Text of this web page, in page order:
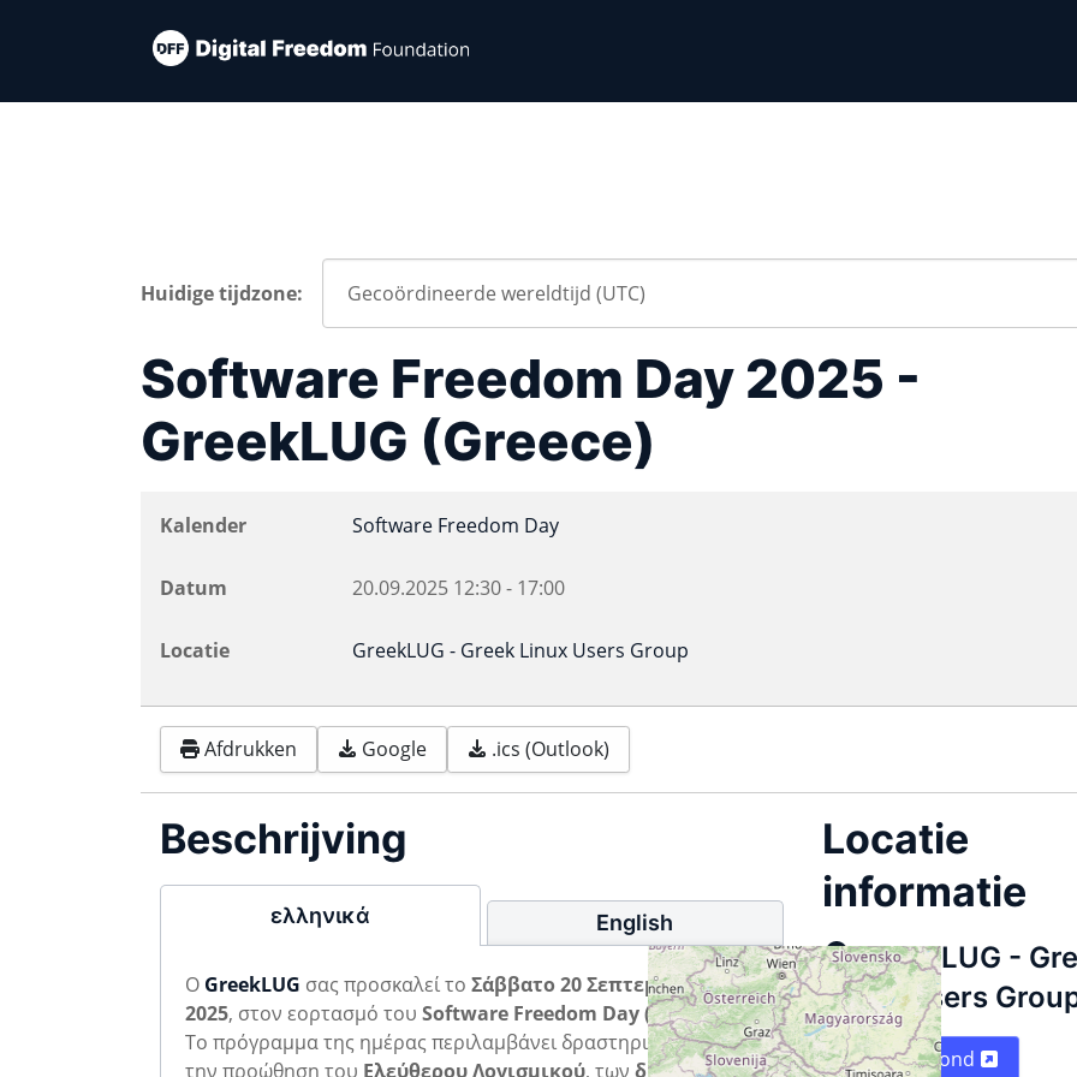
Huidige tijdzone:
Software Freedom Day 2025 -
GreekLUG (Greece)
Kalender Software Freedom Day
Datum 20.09.2025 12:30- 17:00
Locatie GreekLUG - Greek Linux Users Group
Afdrukken Google .ics (Outlook)
Beschrijving
ελληνικά English
Ο GreekLUG σας προσκαλεί το Σάββατο 20 Σεπτεμβρίου
2025, στον εορτασμό του Software Freedom Day (SFD) 2025!
To πρόγραμμα της ημέρας περιλαμβάνει δραστηριότητες για
την προώθηση του Ελεύθερου Λογισμικού, των διανομών
Locatie
informatie
GreekLUG -
Linux Users
Plattegrond